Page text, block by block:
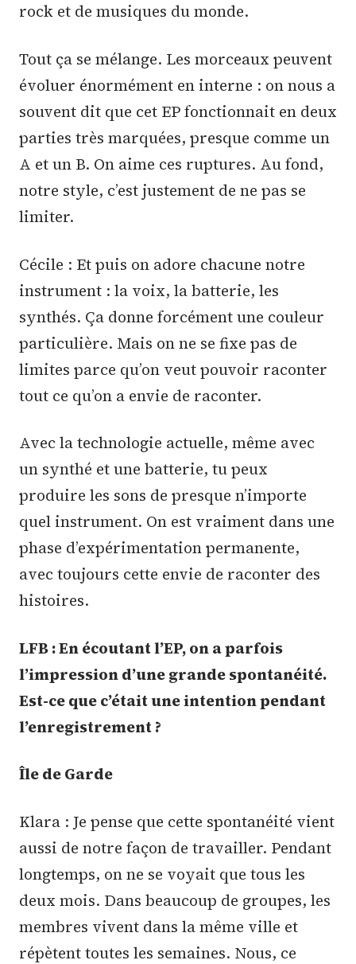
rock et de musiques du monde.
Tout ça se mélange. Les morceaux peuvent
évoluer énormément en interne : on nous a
souvent dit que cet EP fonctionnait en deux
parties très marquées, presque comme un
A et un B. On aime ces ruptures. Au fond,
notre style, c’est justement de ne pas se
limiter.
Cécile : Et puis on adore chacune notre
instrument : la voix, la batterie, les
synthés. Ça donne forcément une couleur
particulière. Mais on ne se fixe pas de
limites parce qu’on veut pouvoir raconter
tout ce qu’on a envie de raconter.
Avec la technologie actuelle, même avec
un synthé et une batterie, tu peux
produire les sons de presque n’importe
quel instrument. On est vraiment dans une
phase d’expérimentation permanente,
avec toujours cette envie de raconter des
histoires.
LFB : En écoutant l’EP, on a parfois
l’impression d’une grande spontanéité.
Est-ce que c’était une intention pendant
l’enregistrement ?
Île de Garde
Klara : Je pense que cette spontanéité vient
aussi de notre façon de travailler. Pendant
longtemps, on ne se voyait que tous les
deux mois. Dans beaucoup de groupes, les
membres vivent dans la même ville et
répètent toutes les semaines. Nous, ce